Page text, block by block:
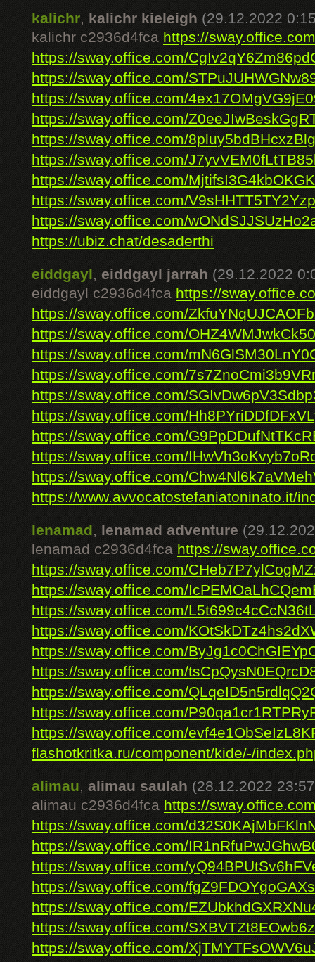
kalichr, kalichr kieleigh (29.12.2022
kalichr c2936d4fca https://
https://sway.office.com/
https://sway.office.com/
https://sway.office.com/
https://sway.office.com/
https://sway.office.com/8pluy5bdBHcxzBlg
https://sway.office.com/
https://sway.office.com/MjtifsI3G4kbOKGK
https://sway.office.com/
https://sway.office.com/
https://ubiz.chat/desaderthi
eiddgayl, eiddgayl jarrah (29.12.2022
eiddgayl c2936d4fca https://
https://sway.office.com/
https://sway.office.com/
https://sway.office.com/
https://sway.office.com/
https://sway.office.com/
https://sway.office.com/
https://sway.office.com/
https://sway.office.com/
https://sway.office.com/
https://www.avvocatostefaniatoninato.it/
lenamad, lenamad adventure
lenamad c2936d4fca https://
https://sway.office.com/
https://sway.office.com/
https://sway.office.com/
https://sway.office.com/
https://sway.office.com/
https://sway.office.com/
https://sway.office.com/
https://sway.office.com/
https://sway.office.com/
flashotkritka.ru/component/kide/-/
alimau, alimau saulah (28.12.2022
alimau c2936d4fca https://
https://sway.office.com/
https://sway.office.com/
https://sway.office.com/
https://sway.office.com/
https://sway.office.com/
https://sway.office.com/
https://sway.office.com/